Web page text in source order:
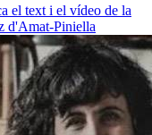
el text i el vídeo de la
d'Amat-Piniella